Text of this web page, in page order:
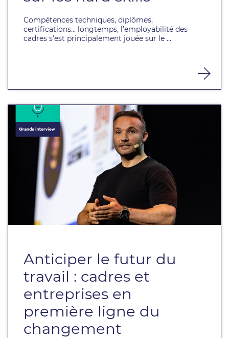
Compétences techniques, diplômes,
certifications... longtemps, l’employabilité des
cadres s’est principalement jouée sur le ...
Anticiper le futur du
travail : cadres et
entreprises en
première ligne du
changement